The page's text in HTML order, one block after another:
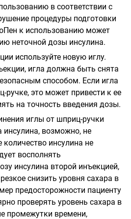
в соответствии с
процедуры подготовки
к использованию может
неточной дозы инсулина.
используйте новую иглу.
игла должна быть снята
способом. Если игла
ручке, это может привести к ее
на точность введения дозы.
иглы от шприц-ручки
инсулина, возможно, не
количество инсулина не
восполнять
инсулина второй инъекцией,
снизить уровня сахара в
предосторожности пациенту
проверять уровень сахара в
промежутки времени,